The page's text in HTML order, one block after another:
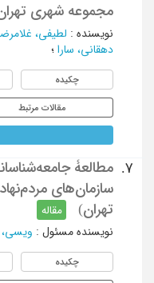
مجموعه شهری
نویسنده : لطیفی،
دهقانی، سارا ؛
چکیده
مقالات مرتبط
7.
مطالعۀ‌
سازمان‌های
تهران)
مقاله
نویسنده مسئول :
چکیده